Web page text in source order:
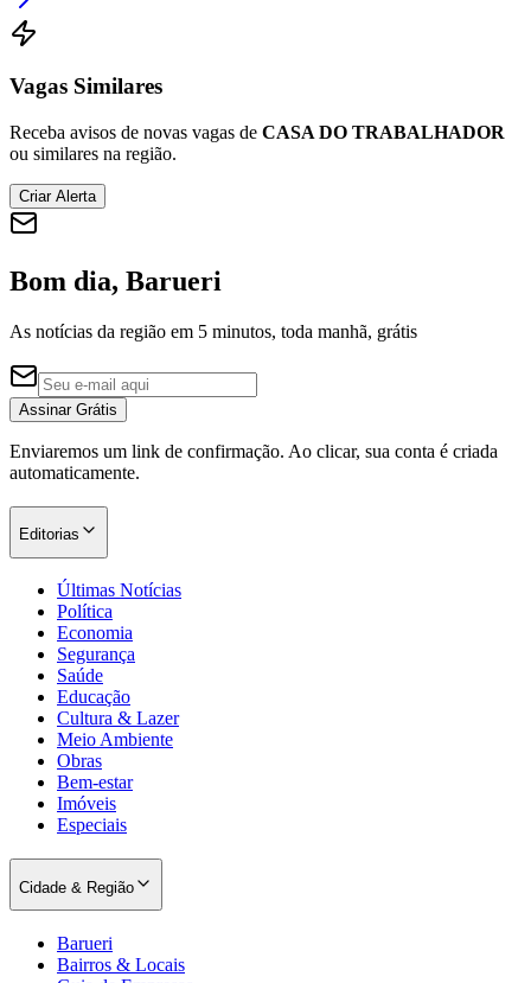
Palmeiras
Vagas Similares
Receba avisos de novas vagas de CASA DO TRABALHADOR
ou similares na região.
Criar Alerta
Bom dia, Barueri
As notícias da região em 5 minutos, toda manhã, grátis
Assinar Grátis
Enviaremos um link de confirmação. Ao clicar, sua conta é criada
automaticamente.
Editorias
Últimas Notícias
Política
Economia
Segurança
Saúde
Educação
Cultura & Lazer
Meio Ambiente
Obras
Bem-estar
Imóveis
Especiais
Cidade & Região
Barueri
Bairros & Locais